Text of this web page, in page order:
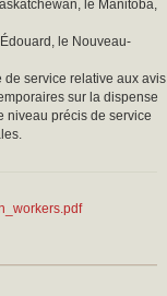
le Manitoba,
le Nouveau-
service relative aux avis
sur la dispense
niveau précis de service